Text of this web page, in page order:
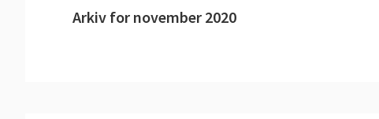
Arkiv for november 2020